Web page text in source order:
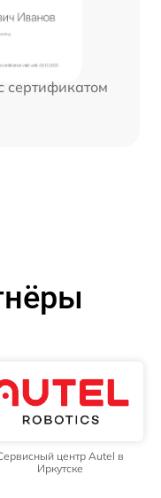
сертификатом
центр Autel в
Иркутске